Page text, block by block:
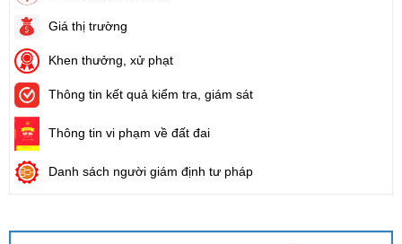
Giá thị trường
Khen thưởng, xử phạt
Thông tin kết quả kiểm tra, giám sát
Thông tin vi phạm về đất đai
Danh sách người giám định tư pháp